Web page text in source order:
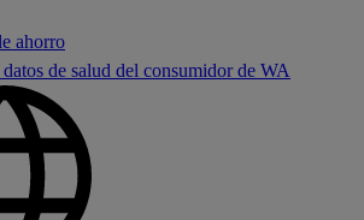
ahorro
de salud del consumidor de WA